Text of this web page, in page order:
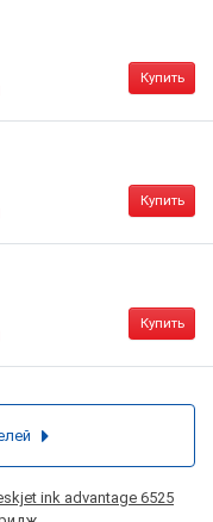
Купить
Купить
Купить
ink advantage 6525